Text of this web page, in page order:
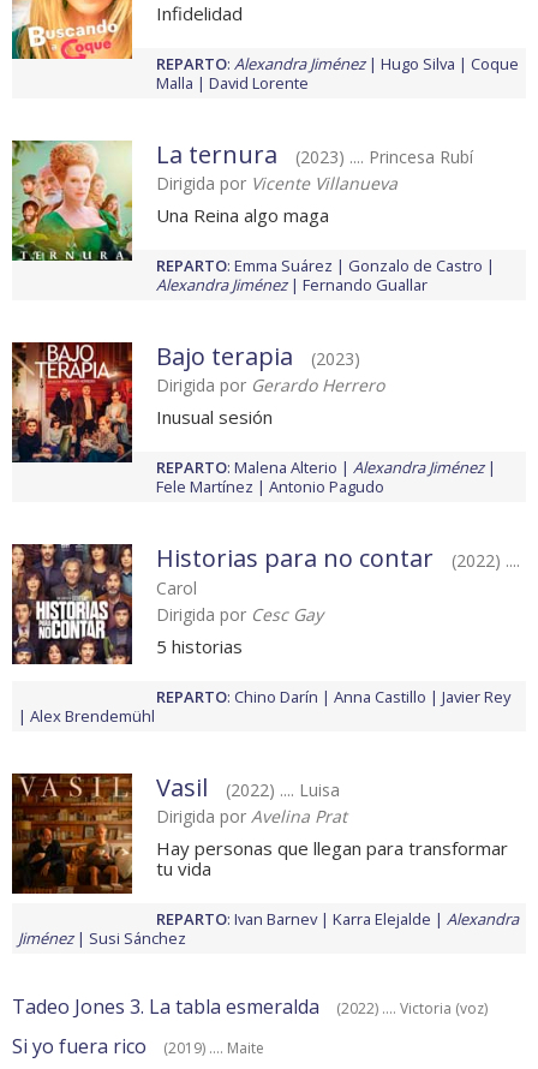
Infidelidad
REPARTO: Alexandra Jiménez Hugo Silva
Coque
Malla
David Lorente
La ternura
(2023) .... Princesa Rubí
Dirigida por Vicente Villanueva
Una Reina algo maga
REPARTO: Emma Suárez
Gonzalo de Castro
Alexandra Jiménez
Fernando Guallar
Bajo terapia
(2023)
Dirigida por Gerardo Herrero
Inusual sesión
REPARTO: Malena Alterio
Alexandra Jiménez
Fele Martínez
Antonio Pagudo
Historias para no contar
(2022) ....
Carol
Dirigida por Cesc Gay
5 historias
REPARTO: Chino Darín Anna Castillo
Javier Rey
Alex Brendemühl
Vasil
(2022) .... Luisa
Dirigida por Avelina Prat
Hay personas que llegan para transformar
tu vida
REPARTO: Ivan Barnev Karra Elejalde
Alexandra
Jiménez
Susi Sánchez
Tadeo Jones 3. La tabla esmeralda (2022) .... Victoria (voz)
Si yo fuera rico (2019) .... Maite